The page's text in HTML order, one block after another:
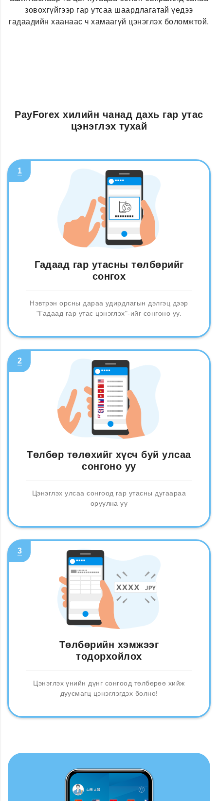
зовохгүйгээр гар утсаа шаардлагатай үедээ
гадаадийн хаанаас ч хамаагүй цэнэглэх боломжтой.
PayForex хилийн чанад дахь гар утас
цэнэглэх тухай
1
Гадаад гар утасны төлбөрийг
сонгох
Нэвтрэн орсны дараа удирдлагын дэлгэц дээр
"Гадаад гар утас цэнэглэх"-ийг сонгоно уу.
2
Төлбөр төлөхийг хүсч буй улсаа
сонгоно уу
Цэнэглэх улсаа сонгоод гар утасны дугаараа
оруулна уу
3
Төлбөрийн хэмжээг
тодорхойлох
Цэнэглэх үнийн дүнг сонгоод төлбөрөө хийж
дуусмагц цэнэглэгдэх болно!